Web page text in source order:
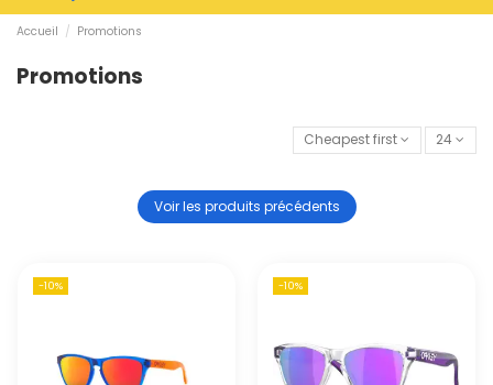
Accueil Promotions
Promotions
Cheapest first 24
Voir les produits précédents
-10% -10%